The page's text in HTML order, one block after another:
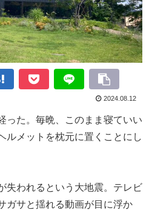
2024.08.12
った。毎晩、このまま寝ていい
ヘルメットを枕元に置くことにし
失われる という 大地震。 テレビ
ガサと揺れる動画が目に浮か